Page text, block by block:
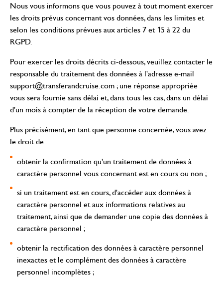
Nous vous informons que vous pouvez à tout moment exercer
les droits prévus concernant vos données, dans les limites et
selon les conditions prévues aux articles 7 et 15 à 22 du
RGPD.
Pour exercer les droits décrits ci-dessous, veuillez contacter le
responsable du traitement des données à l'adresse e-mail
support@transferandcruise.com ; une réponse appropriée
vous sera fournie sans délai et, dans tous les cas, dans un délai
d'un mois à compter de la réception de votre demande.
Plus précisément, en tant que personne concernée, vous avez
le droit de :
obtenir la confirmation qu'un traitement de données à
caractère personnel vous concernant est en cours ou non ;
si un traitement est en cours, d'accéder aux données à
caractère personnel et aux informations relatives au
traitement, ainsi que de demander une copie des données à
caractère personnel ;
obtenir la rectification des données à caractère personnel
inexactes et le complément des données à caractère
personnel incomplètes ;